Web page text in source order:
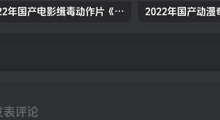
2022年国产电影缉毒动作片《毒刺入喉》高清无水印电影海报
表评论